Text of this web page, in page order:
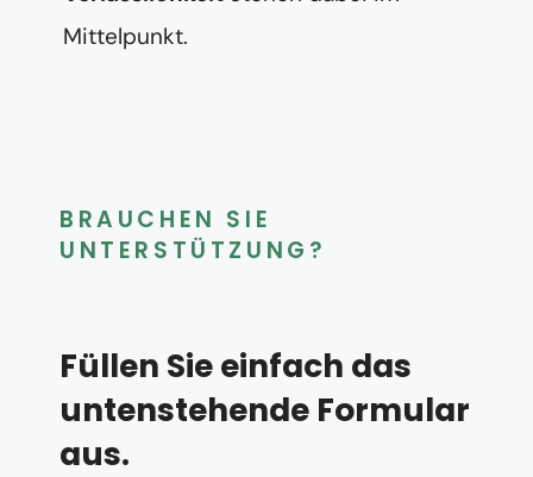
Mittelpunkt.
BRAUCHEN SIE
UNTERSTÜTZUNG?
Füllen Sie einfach das
untenstehende Formular
aus.